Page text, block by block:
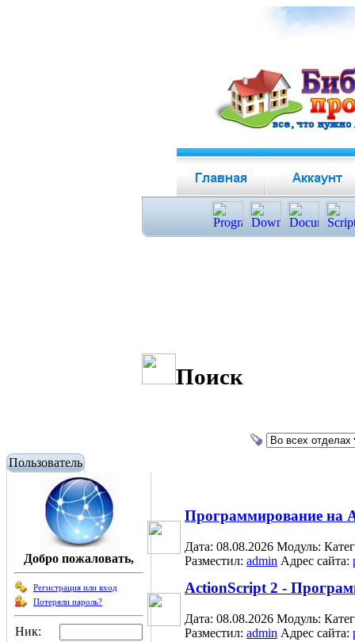
Пользователь
Добро пожаловать,
Регистрация или вход
Потеряли пароль?
Ник:
Поиск
Программирование на
Дата: 08.08.2026 Модуль:
Разместил: admin Адрес сайта:
ActionScript 2 -
Дата: 08.08.2026 Модуль:
Разместил: admin Адрес сайта: